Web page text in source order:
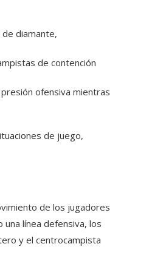
diamante,
de contención
ofensiva mientras
de juego,
de los jugadores
línea defensiva, los
y el centrocampista